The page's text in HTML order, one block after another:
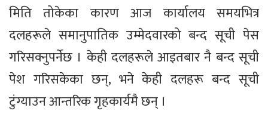
मिति तोकेका कारण आज कार्यालय समयभित्र
दलहरूले समानुपातिक उम्मेदवारको बन्द सूची पेस
गरिसक्नुपर्नेछ । केही दलहरूले आइतबार नै बन्द सूची
पेश गरिसकेका छन्, भने केही दलहरू बन्द सूची
टुंग्याउन आन्तरिक गृहकार्यमै छन् ।